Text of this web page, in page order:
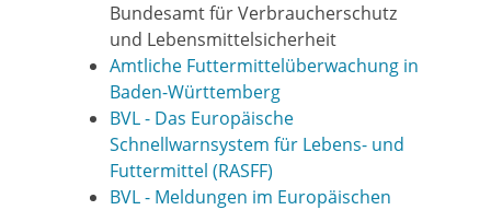
Bundesamt für Verbraucherschutz
und Lebensmittelsicherheit
Amtliche Futtermittelüberwachung in
Baden-Württemberg
BVL - Das Europäische
Schnellwarnsystem für Lebens- und
Futtermittel (RASFF)
BVL - Meldungen im Europäischen